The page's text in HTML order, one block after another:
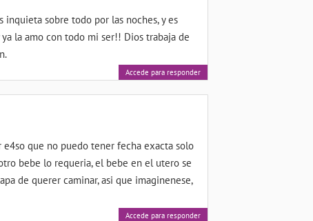
inquieta sobre todo por las noches, y es
la amo con todo mi ser!! Dios trabaja de
Accede para responder
que no puedo tener fecha exacta solo
bebe lo requeria, el bebe en el utero se
de querer caminar, asi que imaginenese,
Accede para responder